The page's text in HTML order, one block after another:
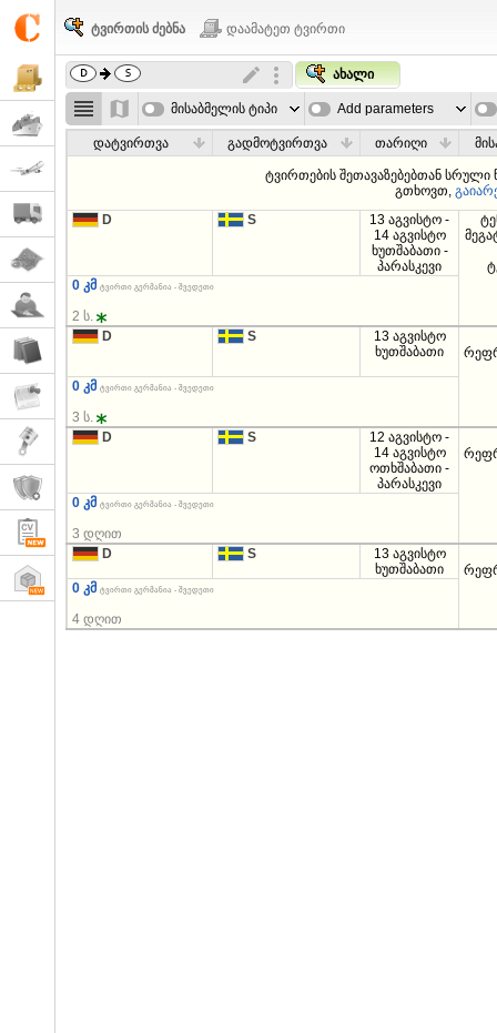
ტვირთის ძებნა დაამატეთ ტვირთი
ახალი
მისაბმელის ტიპი Add parameters
დატვირთვა გადმოტვირთვა თარიღი
ტვირთების შეთავაზებებთან სრული
გთხოვთ,
D
S
13 აგვისტო -
14 აგვისტო
ხუთშაბათი -
პარასკევი
0 კმ ტვირთი გერმანია - შვედეთი
2 ს.
D
S
13 აგვისტო
ხუთშაბათი
0 კმ ტვირთი გერმანია - შვედეთი
3 ს.
D
S
12 აგვისტო -
14 აგვისტო
ოთხშაბათი -
პარასკევი
0 კმ ტვირთი გერმანია - შვედეთი
3 დღით
D
S
13 აგვისტო
ხუთშაბათი
0 კმ ტვირთი გერმანია - შვედეთი
4 დღით